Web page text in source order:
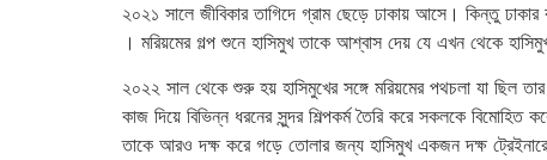
২০২১ সালে জীবিকার তাগিদে গ্রাম ছেড়ে ঢাকায় আসে। কিন্তু
। মরিয়মের গল্প শুনে হাসিমুখ তাকে আশ্বাস দেয় যে এখন থেকে
২০২২ সাল থেকে শুরু হয় হাসিমুখের সঙ্গে মরিয়মের পথচলা যা ছিল
কাজ দিয়ে বিভিন্ন ধরনের সুন্দর শিল্পকর্ম তৈরি করে সকলকে
তাকে আরও দক্ষ করে গড়ে তোলার জন্য হাসিমুখ একজন দক্ষ